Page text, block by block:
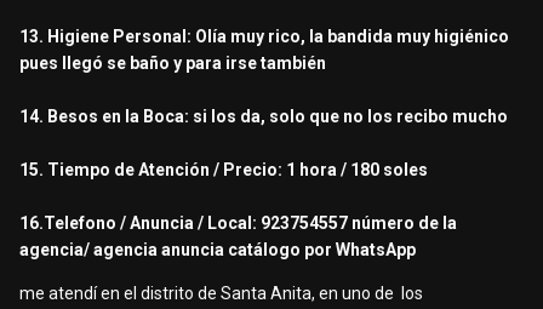
13. Higiene Personal: Olía muy rico, la bandida muy higiénico
pues llegó se baño y para irse también
14. Besos en la Boca: si los da, solo que no los recibo mucho
15. Tiempo de Atención / Precio: 1 hora / 180 soles
16.Telefono / Anuncia / Local: 923754557 número de la
agencia/ agencia anuncia catálogo por WhatsApp
me atendí en el distrito de Santa Anita, en uno de los